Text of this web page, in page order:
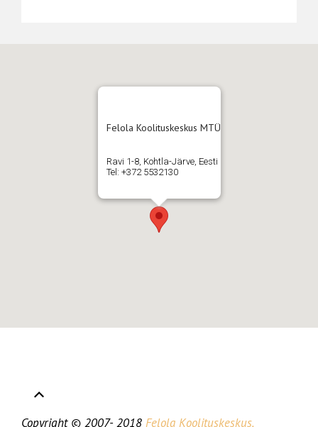
Felola Koolituskeskus MTÜ
Ravi 1-8, Kohtla-Järve, Eesti
Tel: +372 5532130
Copyright © 2007- 2018 Felola Koolituskeskus,